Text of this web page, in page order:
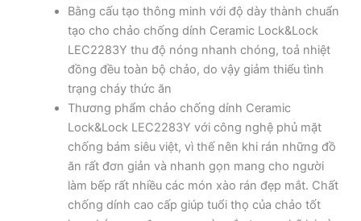
Bằng cấu tạo thông minh với độ dày thành chuẩn
tạo cho chảo chống dính Ceramic Lock&Lock
LEC2283Y thu độ nóng nhanh chóng, toả nhiệt
đồng đều toàn bộ chảo, do vậy giảm thiểu tình
trạng cháy thức ăn
Thương phẩm chảo chống dính Ceramic
Lock&Lock LEC2283Y với công nghệ phủ mặt
chống bám siêu việt, vì thế nên khi rán những đồ
ăn rất đơn giản và nhanh gọn mang cho người
làm bếp rất nhiều các món xào rán đẹp mắt. Chất
chống dính cao cấp giúp tuổi thọ của chảo tốt